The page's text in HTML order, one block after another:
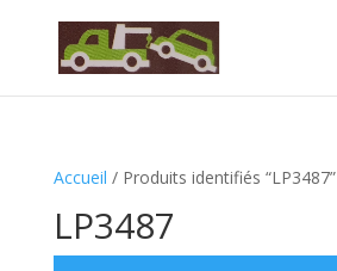
Accueil / Produits identifiés “LP3487”
LP3487